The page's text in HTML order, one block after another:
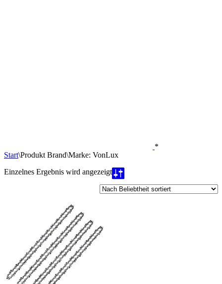
*
Start\Produkt Brand\Marke: VonLux
Einzelnes Ergebnis wird angezeigt